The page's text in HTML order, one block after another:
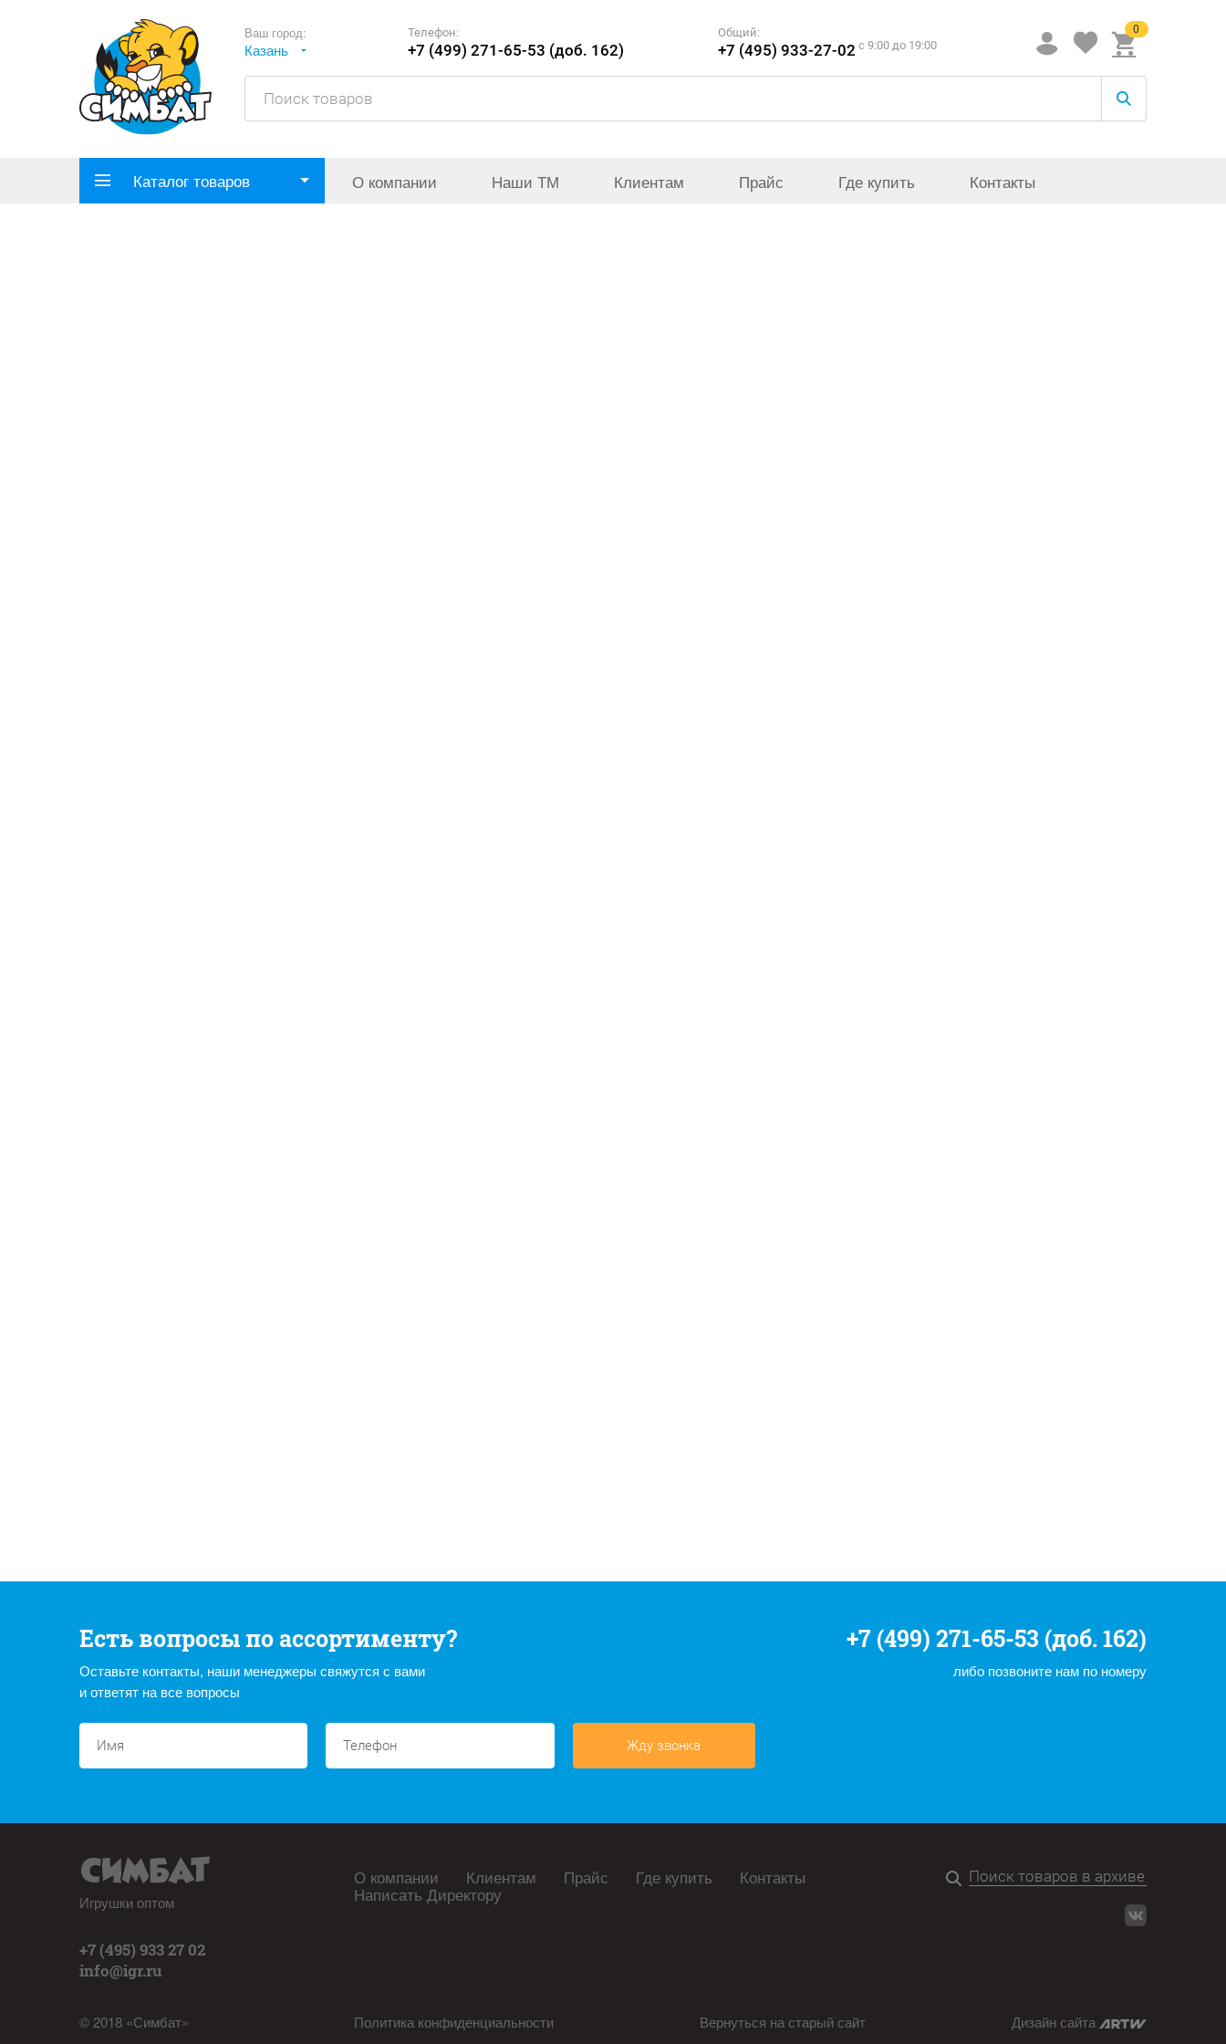
Ваш город:
Казань
Телефон:
+7 (499) 271-65-53 (доб. 162)
Общий:
+7 (495) 933-27-02 c 9:00 до 19:00
0
Каталог товаров О компании Наши ТМ Клиентам Прайс Где купить Контакты
Есть вопросы по ассортименту?
Оставьте контакты, наши менеджеры свяжутся с вами
и ответят на все вопросы
+7 (499) 271-65-53 (доб. 162)
либо позвоните нам по номеру
Жду звонка
Игрушки оптом
+7 (495) 933 27 02
info@igr.ru
© 2018 «Симбат»
О компании Клиентам Прайс Где купить Контакты
Написать Директору
Политика конфиденциальности Вернуться на старый сайт Дизайн сайта